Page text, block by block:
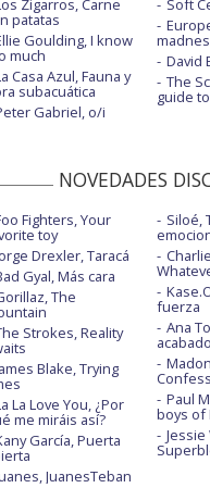
Zigarros, Carne
patatas
Goulding, I know
much
Casa Azul, Fauna y
subacuática
Gabriel, o/i
Soft
David
The
guide
NOVEDADES
Fighters, Your
toy
Drexler, Taracá
Gyal, Más cara
The
Strokes, Reality
Blake, Trying
La Love You, ¿Por
me miráis así?
García, Puerta
JuanesTeban
Siloé,
fuerza
Ana
Paul
boys of
Jessie